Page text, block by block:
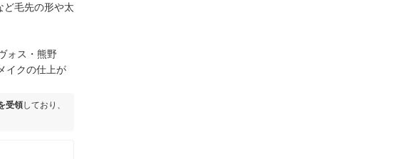
ど毛先の形や太
ォス・ 熊野
イクの仕上が
受領しており、